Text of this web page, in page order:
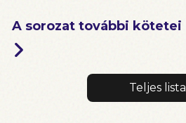
A sorozat további kötetei
Teljes lista